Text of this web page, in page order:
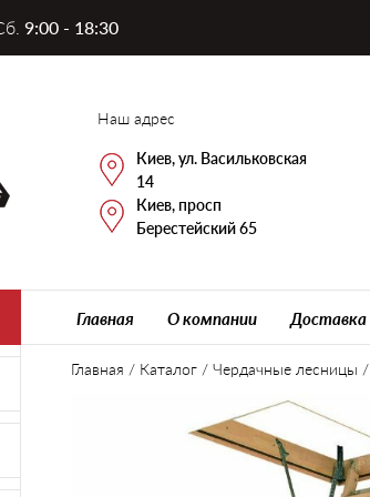
9:00 - 18:30
Наш адрес
Киев, ул. Васильковская
14
Киев, просп
Берестейский 65
Главная О компании Доставка
Главная / Каталог / Чердачные лесницы /